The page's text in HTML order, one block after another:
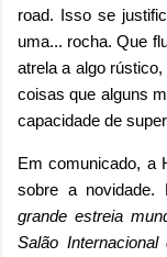
road. Isso se
uma... rocha. Que
atrela a algo
coisas que alguns
capacidade de
Em comunicado, a
sobre a novidade.
grande estreia
Salão